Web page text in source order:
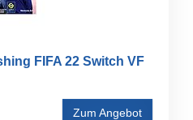
FIFA 22 Switch VF
Zum Angebot